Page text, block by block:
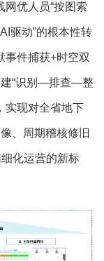
网优人员“按图索
驱动”的根本性转
事件捕获+时空双
建“识别—排查—整
实现对全省地下
、周期稽核修旧
细化运营的新标